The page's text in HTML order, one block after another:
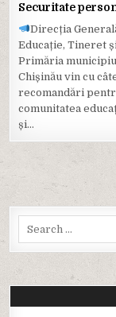
Securitate
Direcția
Educație, Tineret
Primăria
Chișinău vin cu
recomandări
comunitatea
și…